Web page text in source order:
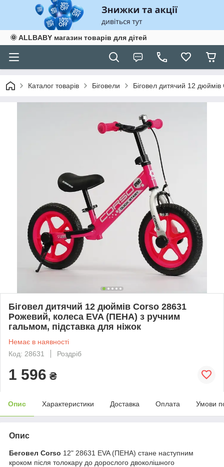
🌞 ALLBABY магазин товарів для дітей
Каталог товарів Біговели Біговел дитячий 12
Біговел дитячий 12 дюймів Corso 28631
Рожевий, колеса EVA (ПЕНА) з ручним
гальмом, підставка для ніжок
Немає в наявності
Код: 28631
Роздріб
1 596 ₴
Опис Характеристики Доставка Оплата Умови
Опис
Беговел Corso 12" 28631 EVA (ПЕНА) стане наступним
кроком після толокару до дорослого двоколішного